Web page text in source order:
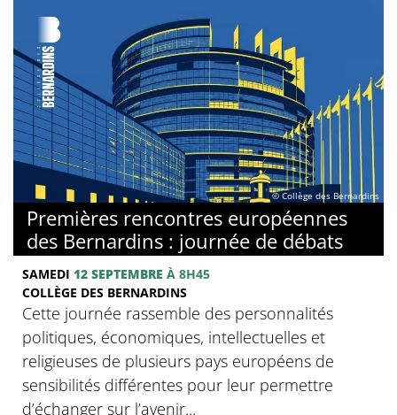
© Collège des Bernardins
Premières rencontres européennes
des Bernardins : journée de débats
SAMEDI 12 SEPTEMBRE À 8H45
COLLÈGE DES BERNARDINS
Cette journée rassemble des personnalités
politiques, économiques, intellectuelles et
religieuses de plusieurs pays européens de
sensibilités différentes pour leur permettre
d’échanger sur l’avenir...